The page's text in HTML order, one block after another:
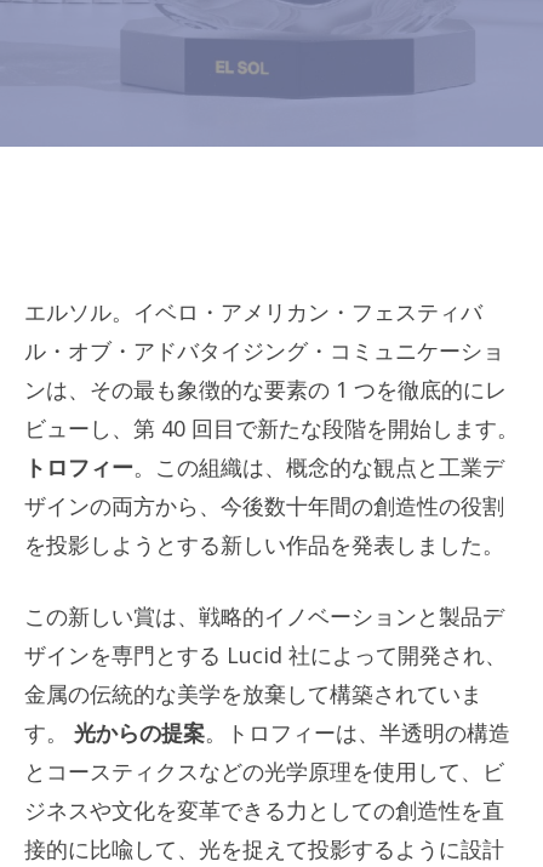
エルソル。イベロ・アメリカン・フェスティバ
ル・オブ・アドバタイジング・コミュニケーショ
ンは、その最も象徴的な要素の 1 つを徹底的にレ
ビューし、第 40 回目で新たな段階を開始します。
トロフィー。この組織は、概念的な観点と工業デ
ザインの両方から、今後数十年間の創造性の役割
を投影しようとする新しい作品を発表しました。
この新しい賞は、戦略的イノベーションと製品デ
ザインを専門とする Lucid 社によって開発され、
金属の伝統的な美学を放棄して構築されていま
す。 光からの提案。トロフィーは、半透明の構造
とコースティクスなどの光学原理を使用して、ビ
ジネスや文化を変革できる力としての創造性を直
接的に比喩して、光を捉えて投影するように設計